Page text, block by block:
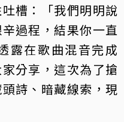
槽：「我們明明說
過程，結果你一直
露在歌曲混音完成
分享，這次為了搶
詩、暗藏線索，現